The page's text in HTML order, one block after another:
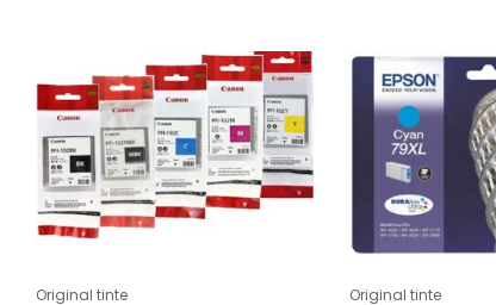
Original tinte Original tinte